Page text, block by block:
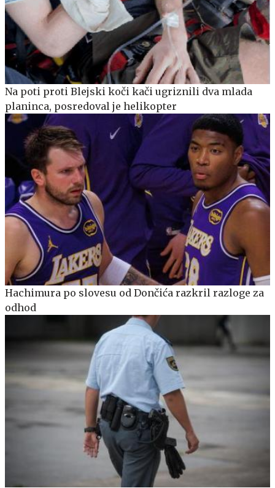
Na poti proti Blejski koči kači ugriznili dva mlada
planinca, posredoval je helikopter
Hachimura po slovesu od Dončića razkril razloge za
odhod